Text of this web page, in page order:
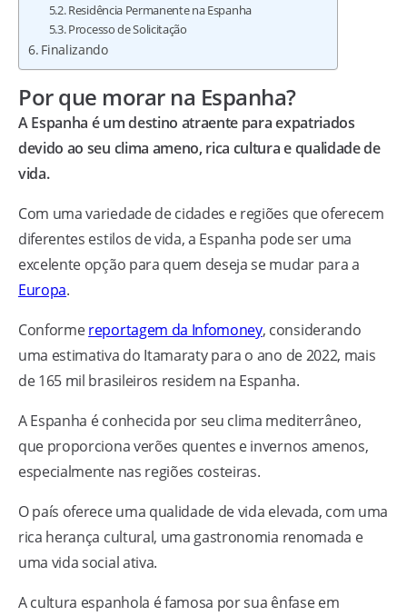
Residência Permanente na Espanha
Processo de Solicitação
Finalizando
Por que morar na Espanha?
A Espanha é um destino atraente para expatriados
devido ao seu clima ameno, rica cultura e qualidade de
vida.
Com uma variedade de cidades e regiões que oferecem
diferentes estilos de vida, a Espanha pode ser uma
excelente opção para quem deseja se mudar para a
Europa.
Conformereportagem da Infomoney, considerando
uma estimativa do Itamaraty para o ano de 2022, mais
de 165 mil brasileiros residem na Espanha.
A Espanha é conhecida por seu clima mediterrâneo,
que proporciona verões quentes e invernos amenos,
especialmente nas regiões costeiras.
O país oferece uma qualidade de vida elevada, com uma
rica herança cultural, uma gastronomia renomada e
uma vida social ativa.
A cultura espanhola é famosa por sua ênfase em